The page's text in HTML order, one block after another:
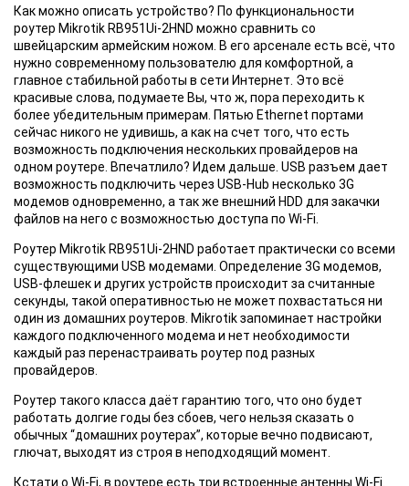
Как можно описать устройство? По функциональности
роутер Mikrotik RB951Ui-2HND можно сравнить со
швейцарским армейским ножом. В его арсенале есть всё, что
нужно современному пользователю для комфортной, а
главное стабильной работы в сети Интернет. Это всё
красивые слова, подумаете Вы, что ж, пора переходить к
более убедительным примерам. Пятью Ethernet портами
сейчас никого не удивишь, а как на счет того, что есть
возможность подключения нескольких провайдеров на
одном роутере. Впечатлило? Идем дальше. USB разъем дает
возможность подключить через USB-Hub несколько 3G
модемов одновременно, а так же внешний HDD для закачки
файлов на него с возможностью доступа по Wi-Fi.
Роутер Mikrotik RB951Ui-2HND работает практически со всеми
существующими USB модемами. Определение 3G модемов,
USB-флешек и других устройств происходит за считанные
секунды, такой оперативностью не может похвастаться ни
один из домашних роутеров. Mikrotik запоминает настройки
каждого подключенного модема и нет необходимости
каждый раз перенастраивать роутер под разных
провайдеров.
Роутер такого классадаёт гарантию того, что оно будет
работать долгие годы без сбоев, чего нельзя сказать о
обычных “домашних роутерах”, которые вечно подвисают,
глючат, выходят из строя в неподходящий момент.
Кстати о Wi-Fi, в роутере есть три встроенные антенны Wi-Fi.